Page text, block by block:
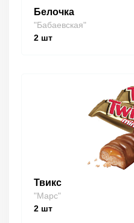
Белочка
"Бабаевская"
2 шт
Твикс
"Марс"
2 шт